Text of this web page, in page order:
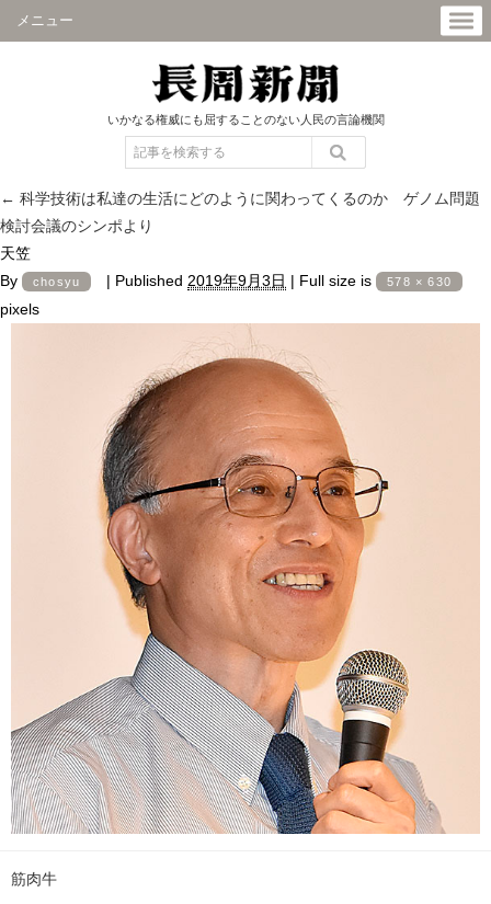
メニュー
いかなる権威にも屈することのない人民の言論機関
← 科学技術は私達の生活にどのように関わってくるのか ゲノム問題
検討会議のシンポより
天笠
By
chosyu | Published 2019年9月3日 | Full size is 578 × 630
pixels
筋肉牛